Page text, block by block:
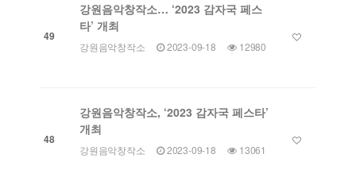
49
강원음악창작소… ‘2023 감자국 페스
타’ 개최
강원음악창작소 2023-09-18 12980
48
강원음악창작소, ‘2023 감자국 페스타’
개최
강원음악창작소 2023-09-18 13061